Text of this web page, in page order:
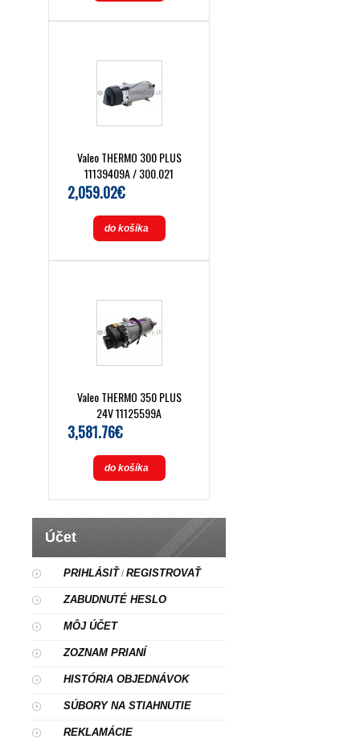
Valeo THERMO 300 PLUS
11139409A / 300.021
2,059.02€
do košíka
Valeo THERMO 350 PLUS
24V 11125599A
3,581.76€
do košíka
Účet
PRIHLÁSIŤ/REGISTROVAŤ
ZABUDNUTÉ HESLO
MÔJ ÚČET
ZOZNAM PRIANÍ
HISTÓRIA OBJEDNÁVOK
SÚBORY NA STIAHNUTIE
REKLAMÁCIE